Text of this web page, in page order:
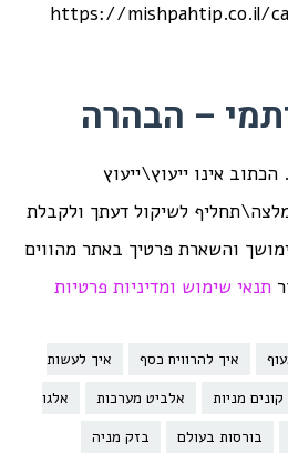
https://mishpahtip.co.il/
– הבהרה
אינו ייעוץ\ייעוץ
לשיקול דעתך ולקבלת
והשארת פרטיך באתר מהווים
תנאי שימוש ומדיניות פרטיות
איך להרוויח כסף
איך לעשות
קונים מניות אלביט מערכות
אלגו
בורסות בעולם
בזק מניה